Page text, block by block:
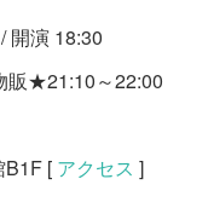
開演 18:30
販★21:10～22:00
B1F [ アクセス ]